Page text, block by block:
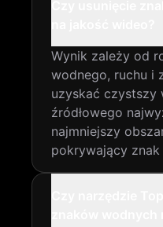
Wynik zależy od
wodnego, ruchu i
uzyskać czystszy
źródłowego
najmniejszy
pokrywający znak